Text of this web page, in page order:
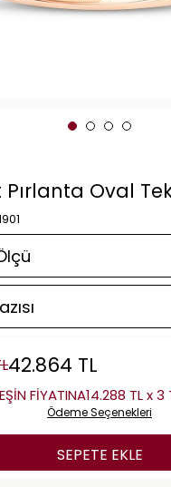
Oval
42.864 TL
FİYATINA14.288 TL x
Ödeme Seçenekleri
SEPETE EKLE